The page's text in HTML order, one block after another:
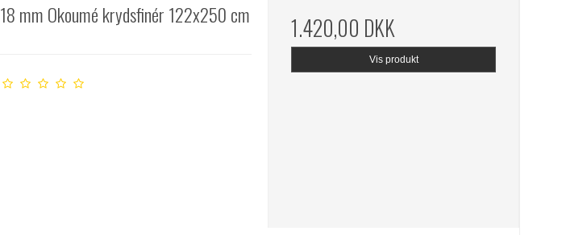
18 mm Okoumé krydsfinér 122x250 cm 1.420,00 DKK
Vis produkt